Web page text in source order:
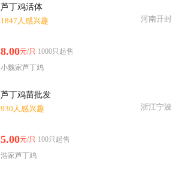
芦丁鸡活体
1847人感兴趣
河南开封
8.00元/只 1000只起售
小魏家芦丁鸡
芦丁鸡苗批发
930人感兴趣
浙江宁波
5.00元/只 100只起售
浩家芦丁鸡